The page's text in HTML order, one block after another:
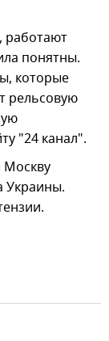
работают
понятны.
которые
рельсовую
"24 канал".
Москву
Украины.